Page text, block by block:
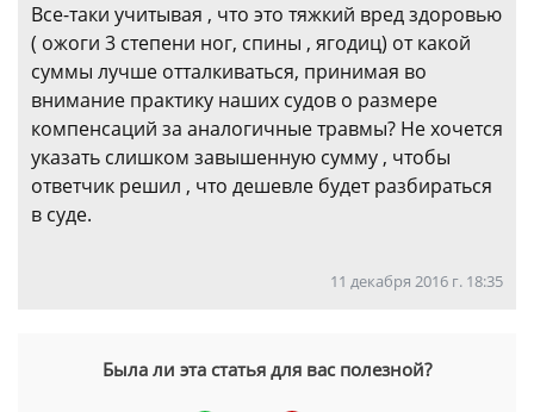
Все-таки учитывая , что это тяжкий вред здоровью
( ожоги 3 степени ног, спины , ягодиц) от какой
суммы лучше отталкиваться, принимая во
внимание практику наших судов о размере
компенсаций за аналогичные травмы? Не хочется
указать слишком завышенную сумму , чтобы
ответчик решил , что дешевле будет разбираться
в суде.
11 декабря 2016 г. 18:35
Была ли эта статья для вас полезной?